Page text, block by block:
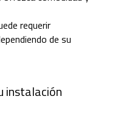
requerir
de su
instalación